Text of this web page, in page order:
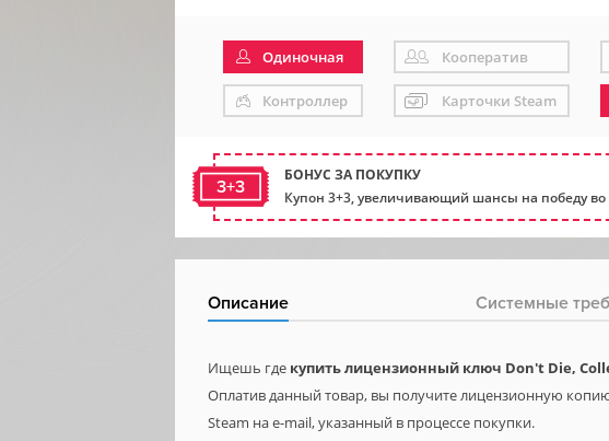
Одиночная Кооператив
Контроллер Карточки Steam
3+3
БОНУС ЗА ПОКУПКУ
Купон 3+3, увеличивающий шансы на победу во
Описание Системные
Ищешь где купить лицензионный ключ Don't Die,
Оплатив данный товар, вы получите лицензионную
Steam на e-mail, указанный в процессе покупки.